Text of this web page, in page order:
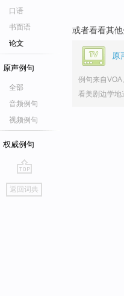
口语
书面语
论文
原声例句
全部
音频例句
视频例句
权威例句
go
top
返回词典
或者看看其他
原
例句来自
看美剧边学地